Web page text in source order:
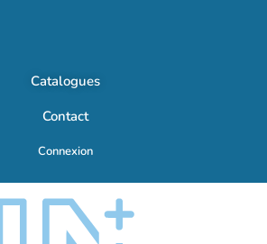
Catalogues
Contact
Connexion